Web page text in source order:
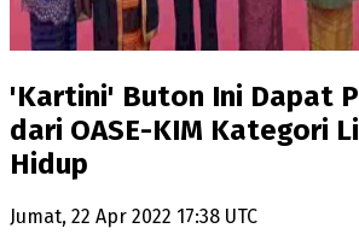
'Kartini' Buton Ini Dapat
dari OASE-KIM Kategori
Hidup
Jumat, 22 Apr 2022 17:38 UTC